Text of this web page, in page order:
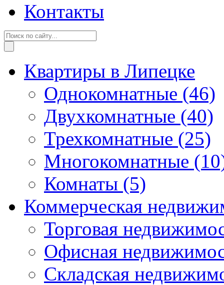
Контакты
Квартиры в Липецке
Однокомнатные (46)
Двухкомнатные (40)
Трехкомнатные (25)
Многокомнатные
Комнаты (5)
Коммерческая
Торговая
Офисная
Складская